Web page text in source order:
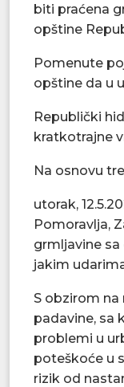
biti praćena
opštine
Pomenute
opštine da u
Republički
kratkotrajne
Na osnovu
utorak,
Pomoravlja,
grmljavine sa
jakim
S obzirom
padavine, sa
problemi u
poteškoće u
rizik od